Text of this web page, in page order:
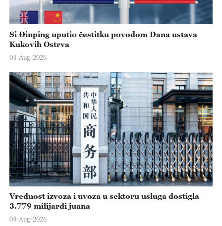
Si Đinping uputio čestitku povodom Dana ustava
Kukovih Ostrva
04-Aug-2026
Vrednost izvoza i uvoza u sektoru usluga dostigla
3.779 milijardi juana
04-Aug-2026